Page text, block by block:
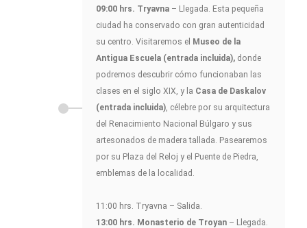
09:00 hrs. Tryavna – Llegada. Esta pequeña
ciudad ha conservado con gran autenticidad
su centro. Visitaremos el Museo de la
Antigua Escuela (entrada incluida), donde
podremos descubrir cómo funcionaban las
clases en el siglo XIX, y la Casa de Daskalov
(entrada incluida) , célebre por su arquitectura
del Renacimiento Nacional Búlgaro y sus
artesonados de madera tallada. Pasearemos
por su Plaza del Reloj y el Puente de Piedra,
emblemas de la localidad.
11:00 hrs. Tryavna – Salida.
13:00 hrs. Monasterio de Troyan – Llegada.